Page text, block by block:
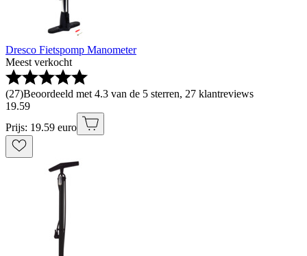
Dresco Fietspomp Manometer
Meest verkocht
(27)Beoordeeld met 4.3 van de 5 sterren, 27 klantreviews
19.59
Prijs: 19.59 euro